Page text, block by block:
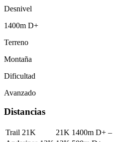
Desnivel
1400m D+
Terreno
Montaña
Dificultad
Avanzado
Distancias
Trail 21K 21K 1400m D+ –